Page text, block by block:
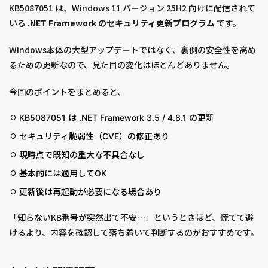
KB5087051 は、Windows 11 バージョン 25H2 向けに配信されて
いる .NET Framework のセキュリティ更新プログラム です。
Windows本体の大型アップデートではなく、裏側の安全性を高め
るための更新なので、見た目の変化はほとんどありません。
今回のポイントをまとめると、
KB5087051 は .NET Framework 3.5 / 4.8.1 の更新
セキュリティ脆弱性（CVE）の修正あり
現時点で既知の重大な不具合なし
基本的には適用してOK
更新後は再起動が必要になる場合あり
「知らないKB番号が突然出て不安…」というときほど、慌てて避
けるより、内容を確認して落ち着いて判断するのがおすすめです。